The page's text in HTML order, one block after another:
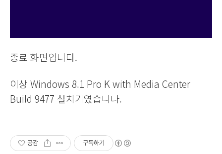
종료 화면입니다.
이상 Windows 8.1 Pro K with Media Center
Build 9477 설치기였습니다.
공감 구독하기